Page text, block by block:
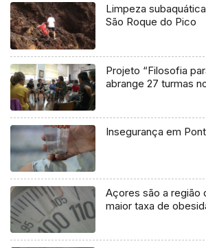
Limpeza
São Roque do Pico
Projeto “Filosofia
abrange 27 turmas
Insegurança em
Açores são a região
maior taxa de